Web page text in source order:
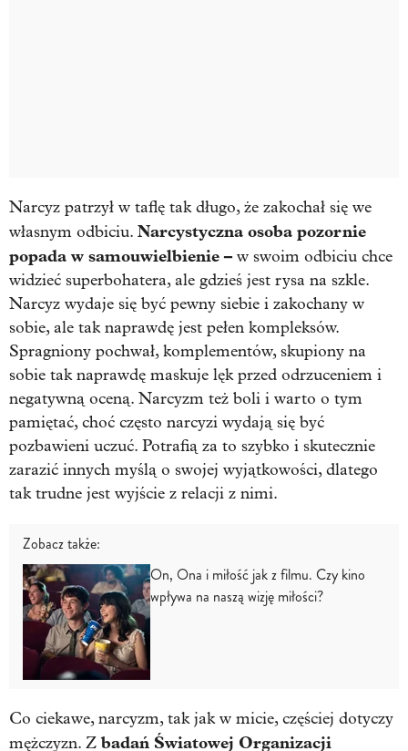
Narcyz patrzył w taflę tak długo, że zakochał się we
własnym odbiciu. Narcystyczna osoba pozornie
popada w samouwielbienie –w swoim odbiciu chce
widzieć superbohatera, ale gdzieś jest rysa na szkle.
Narcyz wydaje się być pewny siebie i zakochany w
sobie, ale tak naprawdę jest pełen kompleksów.
Spragniony pochwał, komplementów, skupiony na
sobie tak naprawdę maskuje lęk przed odrzuceniem i
negatywną oceną. Narcyzm też boli i warto o tym
pamiętać, choć często narcyzi wydają się być
pozbawieni uczuć. Potrafią za to szybko i skutecznie
zarazić innych myślą o swojej wyjątkowości, dlatego
tak trudne jest wyjście z relacji z nimi.
Zobacz także:
On, Ona i miłość jak z filmu. Czy kino
wpływa na naszą wizję miłości?
Co ciekawe, narcyzm, tak jak w micie, częściej dotyczy
mężczyzn. Zbadań Światowej Organizacji